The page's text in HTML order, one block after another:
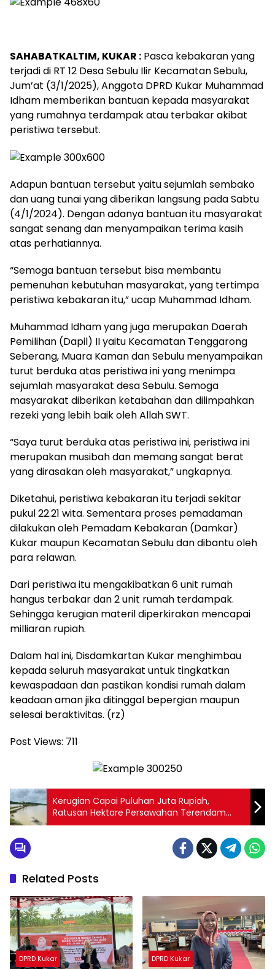
SAHABATKALTIM, KUKAR : Pasca kebakaran yang
terjadi di RT 12 Desa Sebulu Ilir Kecamatan Sebulu,
Jum’at (3/1/2025), Anggota DPRD Kukar Muhammad
Idham memberikan bantuan kepada masyarakat
yang rumahnya terdampak atau terbakar akibat
peristiwa tersebut.
Adapun bantuan tersebut yaitu sejumlah sembako
dan uang tunai yang diberikan langsung pada Sabtu
(4/1/2024). Dengan adanya bantuan itu masyarakat
sangat senang dan menyampaikan terima kasih
atas perhatiannya.
“Semoga bantuan tersebut bisa membantu
pemenuhan kebutuhan masyarakat, yang tertimpa
peristiwa kebakaran itu,” ucap Muhammad Idham.
Muhammad Idham yang juga merupakan Daerah
Pemilihan (Dapil) II yaitu Kecamatan Tenggarong
Seberang, Muara Kaman dan Sebulu menyampaikan
turut berduka atas peristiwa ini yang menimpa
sejumlah masyarakat desa Sebulu. Semoga
masyarakat diberikan ketabahan dan dilimpahkan
rezeki yang lebih baik oleh Allah SWT.
“Saya turut berduka atas peristiwa ini, peristiwa ini
merupakan musibah dan memang sangat berat
yang dirasakan oleh masyarakat,” ungkapnya.
Diketahui, peristiwa kebakaran itu terjadi sekitar
pukul 22.21 wita. Sementara proses pemadaman
dilakukan oleh Pemadam Kebakaran (Damkar)
Kukar maupun Kecamatan Sebulu dan dibantu oleh
para relawan.
Dari peristiwa itu mengakibatkan 6 unit rumah
hangus terbakar dan 2 unit rumah terdampak.
Sehingga kerugian materil diperkirakan mencapai
milliaran rupiah.
Dalam hal ini, Disdamkartan Kukar menghimbau
kepada seluruh masyarakat untuk tingkatkan
kewaspadaan dan pastikan kondisi rumah dalam
keadaan aman jika ditinggal bepergian maupun
selesai beraktivitas. (rz)
Post Views: 711
Kerugian Capai Puluhan Juta Rupiah,
Ratusan Hektare Persawahan Terendam
Banjir di Kelurahan Bukit Biru
Related Posts
DPRD Kukar DPRD Kukar